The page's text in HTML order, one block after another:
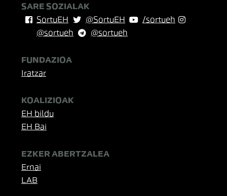
SARE SOZIALAK
SortuEH
@SortuEH
/sortueh
@sortueh
@sortueh
FUNDAZIOA
Iratzar
KOALIZIOAK
EH bildu
EH Bai
EZKER ABERTZALEA
Ernai
LAB